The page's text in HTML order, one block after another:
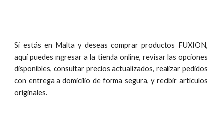
Si estás en Malta y deseas comprar productos FUXION,
aquí puedes ingresar a la tienda online, revisar las opciones
disponibles, consultar precios actualizados, realizar pedidos
con entrega a domicilio de forma segura, y recibir artículos
originales.